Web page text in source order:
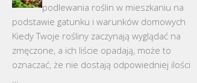
podlewania roślin w mieszkaniu na
podstawie gatunku i warunków domowych
Kiedy Twoje rośliny zaczynają wyglądać na
zmęczone, a ich liście opadają, może to
oznaczać, że nie dostają odpowiedniej ilości